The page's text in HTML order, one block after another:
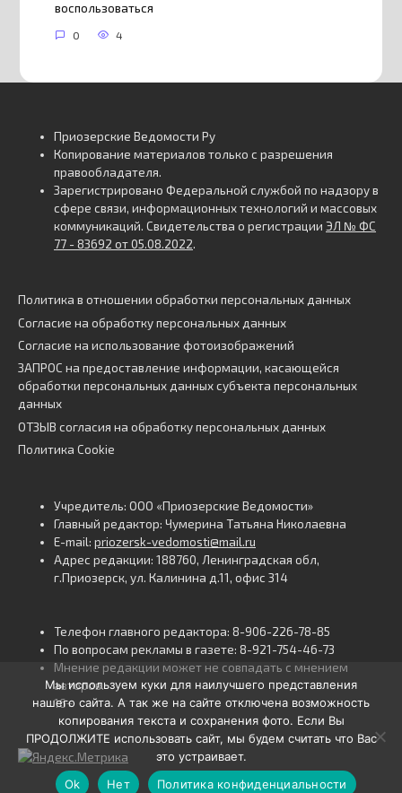
воспользоваться
0 4
Приозерские Ведомости Ру
Копирование материалов только с разрешения
правообладателя.
Зарегистрировано Федеральной службой по надзору в
сфере связи, информационных технологий и массовых
коммуникаций. Свидетельства о регистрации ЭЛ № ФС
77 - 83692 от 05.08.2022.
Политика в отношении обработки персональных данных
Согласие на обработку персональных данных
Согласие на использование фотоизображений
ЗАПРОС на предоставление информации, касающейся
обработки персональных данных субъекта персональных
данных
ОТЗЫВ согласия на обработку персональных данных
Политика Cookie
Учредитель: ООО «Приозерские Ведомости»
Главный редактор: Чумерина Татьяна Николаевна
E-mail: priozersk-vedomosti@mail.ru
Адрес редакции: 188760, Ленинградская обл,
г.Приозерск, ул. Калинина д.11, офис 314
Телефон главного редактора: 8-906-226-78-85
По вопросам рекламы в газете: 8-921-754-46-73
Мнение редакции может не совпадать с мнением
авторов.
16+
Мы используем куки для наилучшего представления
нашего сайта. А так же на сайте отключена возможность
копирования текста и сохранения фото. Если Вы
ПРОДОЛЖИТЕ использовать сайт, мы будем считать что Вас
это устраивает.
Ok
Нет Политика конфиденциальности